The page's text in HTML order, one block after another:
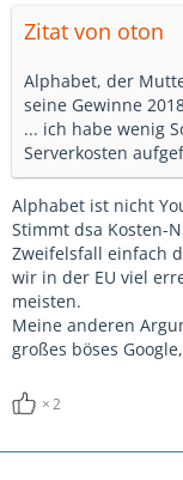
Zitat von oton
Alphabet, der
seine Gewinne
... ich habe wenig
Serverkosten
Alphabet ist nicht
Stimmt dsa Kosten-
Zweifelsfall einfach
wir in der EU viel
meisten.
Meine anderen
großes böses
2